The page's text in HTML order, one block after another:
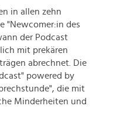
in allen zehn
"Newcomer:in des
der Podcast
mit prekären
abrechnet. Die
powered by
die mit
Minderheiten und